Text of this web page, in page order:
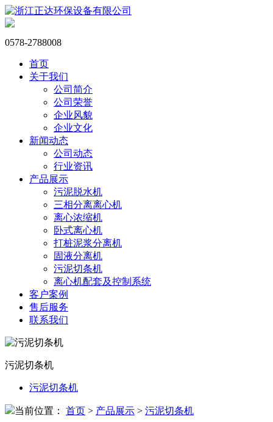
0578-2788008
首页
关于我们
公司简介
公司荣誉
企业风貌
企业文化
新闻动态
公司动态
行业资讯
产品展示
污泥脱水机
三相分离离心机
离心浓缩机
卧式离心机
打桩泥浆分离机
固液分离机
污泥切条机
离心机配套及控制系统
客户案例
售后服务
联系我们
污泥切条机
污泥切条机
当前位置： 首页 > 产品展示 > 污泥切条机